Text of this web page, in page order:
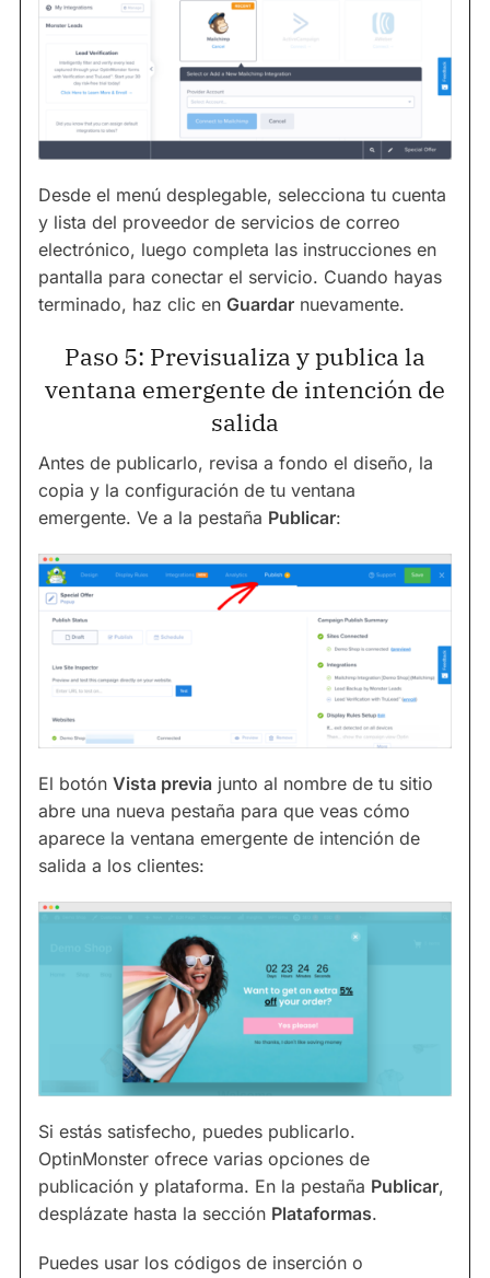
Desde el menú desplegable, selecciona tu cuenta
y lista del proveedor de servicios de correo
electrónico, luego completa las instrucciones en
pantalla para conectar el servicio. Cuando hayas
terminado, haz clic en Guardar nuevamente.
Paso 5: Previsualiza y publica la
ventana emergente de intención de
salida
Antes de publicarlo, revisa a fondo el diseño, la
copia y la configuración de tu ventana
emergente. Ve a la pestaña Publicar:
El botón Vista previa junto al nombre de tu sitio
abre una nueva pestaña para que veas cómo
aparece la ventana emergente de intención de
salida a los clientes:
Si estás satisfecho, puedes publicarlo.
OptinMonster ofrece varias opciones de
publicación y plataforma. En la pestaña Publicar,
desplázate hasta la sección Plataformas.
Puedes usar los códigos de inserción o